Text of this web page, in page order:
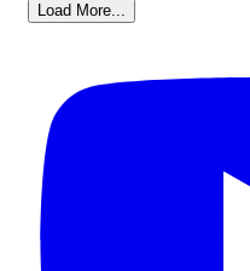
Load More...